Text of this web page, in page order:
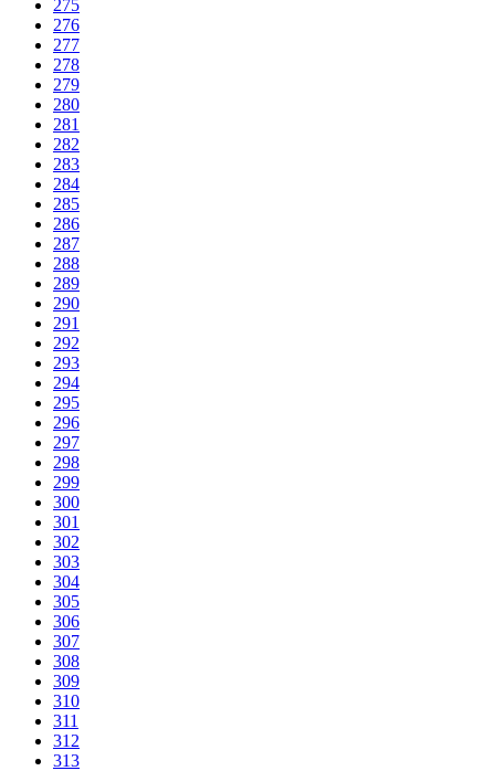
275
276
277
278
279
280
281
282
283
284
285
286
287
288
289
290
291
292
293
294
295
296
297
298
299
300
301
302
303
304
305
306
307
308
309
310
311
312
313